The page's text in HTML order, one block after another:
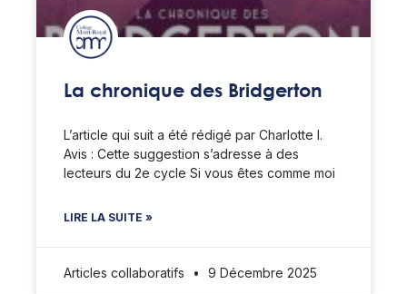
La chronique des Bridgerton
L’article qui suit a été rédigé par Charlotte I.
Avis : Cette suggestion s’adresse à des
lecteurs du 2e cycle Si vous êtes comme moi
LIRE LA SUITE »
Articles collaboratifs 9 Décembre 2025